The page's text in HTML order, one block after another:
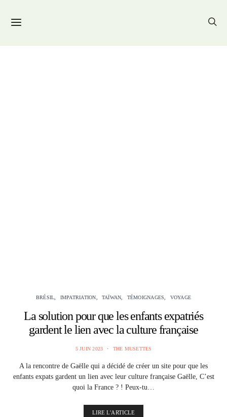
BRÉSIL IMPATRIATION TAÏWAN TÉMOIGNAGES VOYAGE
La solution pour que les enfants expatriés
gardent le lien avec la culture française
5 JUIN 2023 THE MUSETTES
A la rencontre de Gaëlle qui a décidé de créer un site pour que les
enfants expats gardent un lien avec leur culture française Gaëlle, C’est
quoi la France ? ! Peux-tu…
LIRE L'ARTICLE